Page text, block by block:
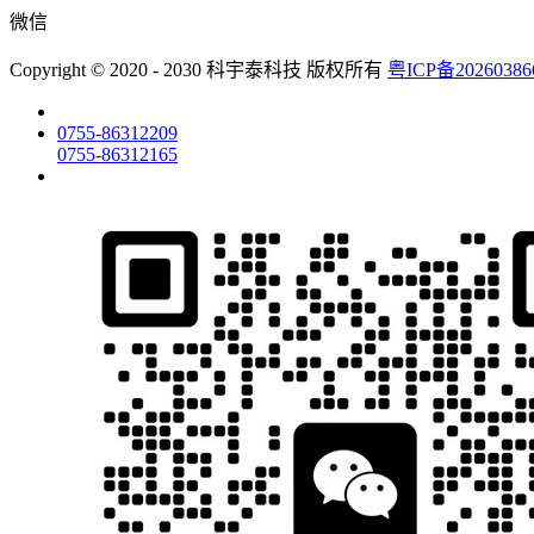
微信
Copyright © 2020 - 2030 科宇泰科技 版权所有 粤ICP备
0755-86312209
0755-86312165